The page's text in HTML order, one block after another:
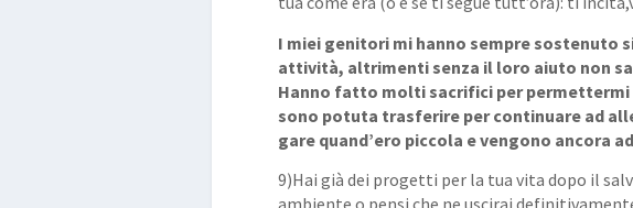
I miei genitori mi hanno sempre sostenuto
attività, altrimenti senza il loro aiuto non
Hanno fatto molti sacrifici per permettermi
sono potuta trasferire percontinuare ad
gare quand’ero piccola e vengono ancora
9)Hai già dei progetti per la tua vita dopo il
ambiente o pensi che ne uscirai